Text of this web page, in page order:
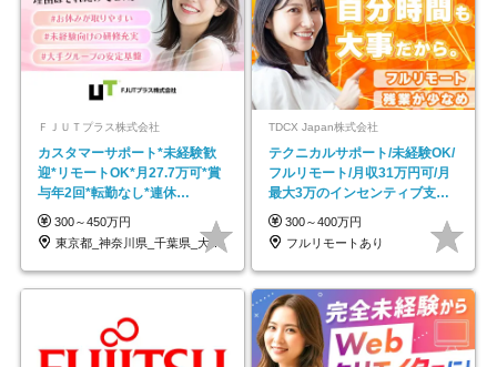
ＦＪＵＴプラス株式会社
カスタマーサポート*未経験歓
迎*リモートOK*月27.7万可*賞
与年2回*転勤なし*連休
OK/ZE010232
300～450万円
東京都_神奈川県_千葉県_大阪府_愛知県…
TDCX Japan株式会社
テクニカルサポート/未経験OK/
フルリモート/月収31万円可/月
最大3万のインセンティブ支給/
平均年齢33歳
300～400万円
フルリモートあり